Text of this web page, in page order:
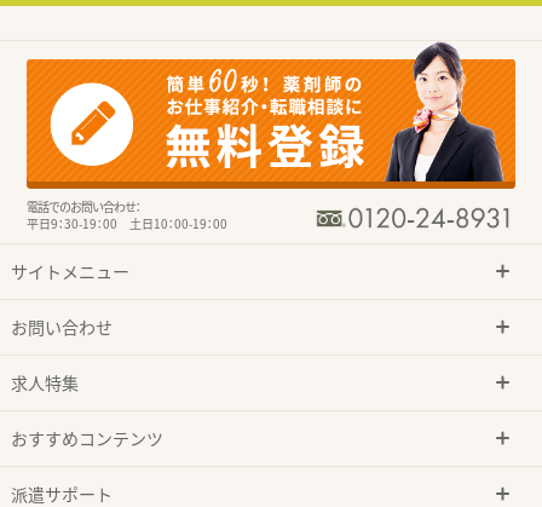
電話でのお問い合わせ：
平日9：30-19：00 土日10：00-19：00
サイトメニュー
お問い合わせ
求人特集
おすすめコンテンツ
派遣サポート